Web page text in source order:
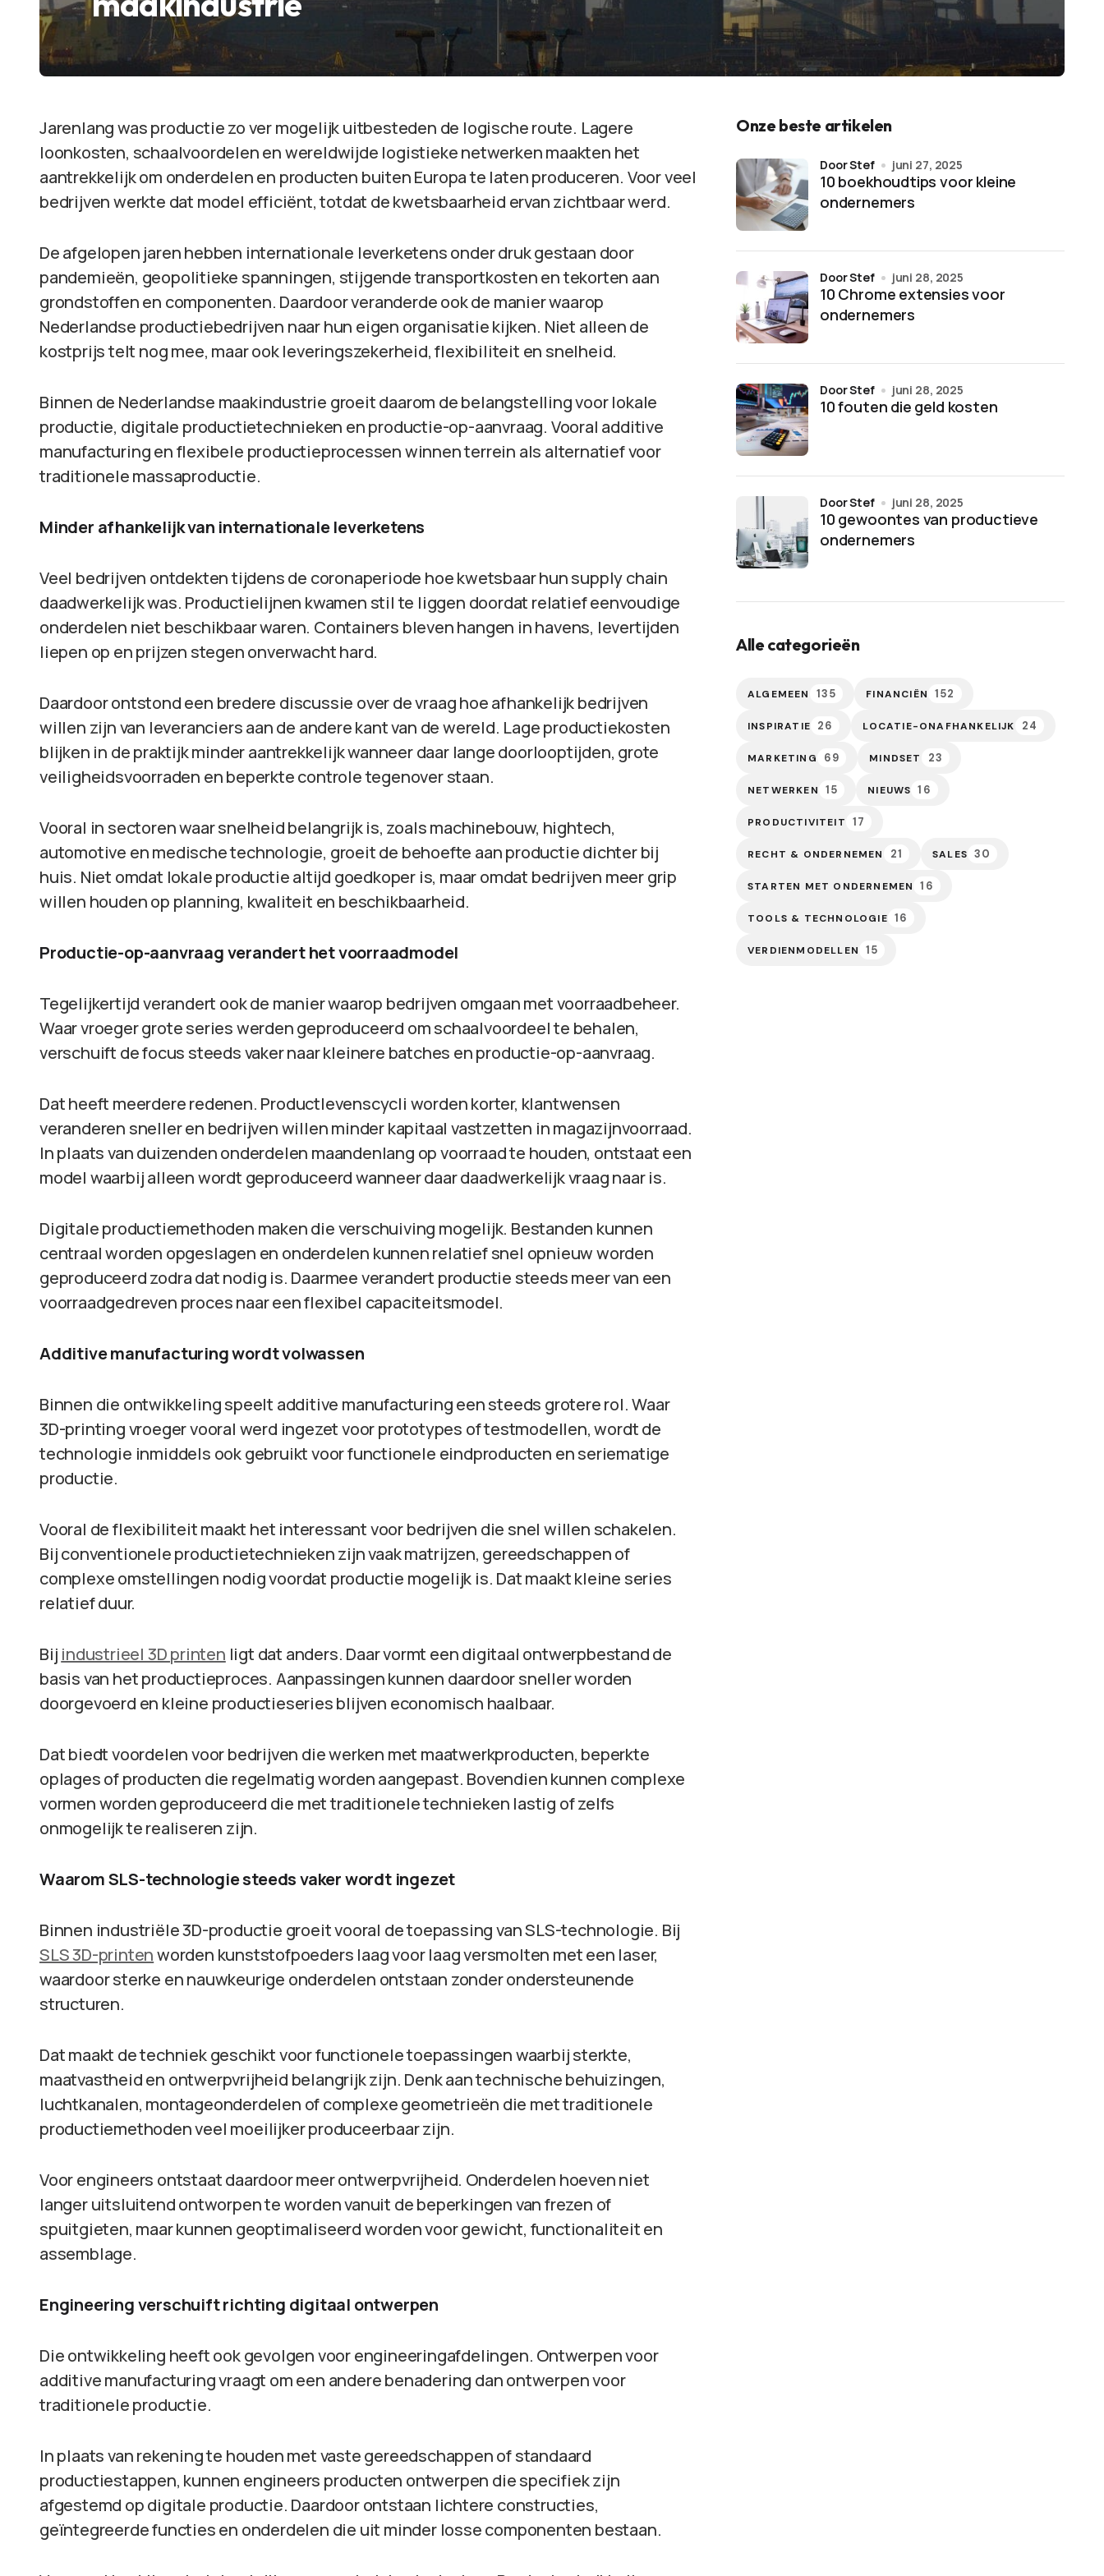
Jarenlang was productie zo ver mogelijk uitbesteden de logische route. Lagere
loonkosten, schaalvoordelen en wereldwijde logistieke netwerken maakten het
aantrekkelijk om onderdelen en producten buiten Europa te laten produceren. Voor veel
bedrijven werkte dat model efficiënt, totdat de kwetsbaarheid ervan zichtbaar werd.
De afgelopen jaren hebben internationale leverketens onder druk gestaan door
pandemieën, geopolitieke spanningen, stijgende transportkosten en tekorten aan
grondstoffen en componenten. Daardoor veranderde ook de manier waarop
Nederlandse productiebedrijven naar hun eigen organisatie kijken. Niet alleen de
kostprijs telt nog mee, maar ook leveringszekerheid, flexibiliteit en snelheid.
Binnen de Nederlandse maakindustrie groeit daarom de belangstelling voor lokale
productie, digitale productietechnieken en productie-op-aanvraag. Vooral additive
manufacturing en flexibele productieprocessen winnen terrein als alternatief voor
traditionele massaproductie.
Minder afhankelijk van internationale leverketens
Veel bedrijven ontdekten tijdens de coronaperiode hoe kwetsbaar hun supply chain
daadwerkelijk was. Productielijnen kwamen stil te liggen doordat relatief eenvoudige
onderdelen niet beschikbaar waren. Containers bleven hangen in havens, levertijden
liepen op en prijzen stegen onverwacht hard.
Daardoor ontstond een bredere discussie over de vraag hoe afhankelijk bedrijven
willen zijn van leveranciers aan de andere kant van de wereld. Lage productiekosten
blijken in de praktijk minder aantrekkelijk wanneer daar lange doorlooptijden, grote
veiligheidsvoorraden en beperkte controle tegenover staan.
Vooral in sectoren waar snelheid belangrijk is, zoals machinebouw, hightech,
automotive en medische technologie, groeit de behoefte aan productie dichter bij
huis. Niet omdat lokale productie altijd goedkoper is, maar omdat bedrijven meer grip
willen houden op planning, kwaliteit en beschikbaarheid.
Productie-op-aanvraag verandert het voorraadmodel
Tegelijkertijd verandert ook de manier waarop bedrijven omgaan met voorraadbeheer.
Waar vroeger grote series werden geproduceerd om schaalvoordeel te behalen,
verschuift de focus steeds vaker naar kleinere batches en productie-op-aanvraag.
Dat heeft meerdere redenen. Productlevenscycli worden korter, klantwensen
veranderen sneller en bedrijven willen minder kapitaal vastzetten in magazijnvoorraad.
In plaats van duizenden onderdelen maandenlang op voorraad te houden, ontstaat een
model waarbij alleen wordt geproduceerd wanneer daar daadwerkelijk vraag naar is.
Digitale productiemethoden maken die verschuiving mogelijk. Bestanden kunnen
centraal worden opgeslagen en onderdelen kunnen relatief snel opnieuw worden
geproduceerd zodra dat nodig is. Daarmee verandert productie steeds meer van een
voorraadgedreven proces naar een flexibel capaciteitsmodel.
Additive manufacturing wordt volwassen
Binnen die ontwikkeling speelt additive manufacturing een steeds grotere rol. Waar
3D-printing vroeger vooral werd ingezet voor prototypes of testmodellen, wordt de
technologie inmiddels ook gebruikt voor functionele eindproducten en seriematige
productie.
Vooral de flexibiliteit maakt het interessant voor bedrijven die snel willen schakelen.
Bij conventionele productietechnieken zijn vaak matrijzen, gereedschappen of
complexe omstellingen nodig voordat productie mogelijk is. Dat maakt kleine series
relatief duur.
Bij industrieel 3D printen ligt dat anders. Daar vormt een digitaal ontwerpbestand de
basis van het productieproces. Aanpassingen kunnen daardoor sneller worden
doorgevoerd en kleine productieseries blijven economisch haalbaar.
Dat biedt voordelen voor bedrijven die werken met maatwerkproducten, beperkte
oplages of producten die regelmatig worden aangepast. Bovendien kunnen complexe
vormen worden geproduceerd die met traditionele technieken lastig of zelfs
onmogelijk te realiseren zijn.
Waarom SLS-technologie steeds vaker wordt ingezet
Binnen industriële 3D-productie groeit vooral de toepassing van SLS-technologie. Bij
SLS 3D-printenworden kunststofpoeders laag voor laag versmolten met een laser,
waardoor sterke en nauwkeurige onderdelen ontstaan zonder ondersteunende
structuren.
Dat maakt de techniek geschikt voor functionele toepassingen waarbij sterkte,
maatvastheid en ontwerpvrijheid belangrijk zijn. Denk aan technische behuizingen,
luchtkanalen, montageonderdelen of complexe geometrieën die met traditionele
productiemethoden veel moeilijker produceerbaar zijn.
Voor engineers ontstaat daardoor meer ontwerpvrijheid. Onderdelen hoeven niet
langer uitsluitend ontworpen te worden vanuit de beperkingen van frezen of
spuitgieten, maar kunnen geoptimaliseerd worden voor gewicht, functionaliteit en
assemblage.
Engineering verschuift richting digitaal ontwerpen
Die ontwikkeling heeft ook gevolgen voor engineeringafdelingen. Ontwerpen voor
additive manufacturing vraagt om een andere benadering dan ontwerpen voor
traditionele productie.
In plaats van rekening te houden met vaste gereedschappen of standaard
productiestappen, kunnen engineers producten ontwerpen die specifiek zijn
afgestemd op digitale productie. Daardoor ontstaan lichtere constructies,
geïntegreerde functies en onderdelen die uit minder losse componenten bestaan.
Onze beste artikelen
10 boekhoudtips voor kleine
ondernemers
door Stef juni 27, 2025
10 Chrome extensies voor
ondernemers
door Stef juni 28, 2025
10 fouten die geld kosten
door Stef juni 28, 2025
10 gewoontes van productieve
ondernemers
door Stef juni 28, 2025
Alle categorieën
ALGEMEEN 135 FINANCIËN 152
INSPIRATIE 26 LOCATIE-ONAFHANKELIJK 24
MARKETING 69 MINDSET 23
NETWERKEN 15 NIEUWS 16
PRODUCTIVITEIT 17
RECHT & ONDERNEMEN 21 SALES 30
STARTEN MET ONDERNEMEN 16
TOOLS & TECHNOLOGIE 16
VERDIENMODELLEN 15